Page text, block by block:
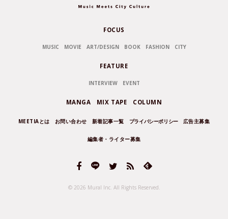
FOCUS
MUSIC MOVIE ART/DESIGN BOOK FASHION CITY
FEATURE
INTERVIEW EVENT
MANGA MIX TAPE COLUMN
MEETIAとは お問い合わせ 新着記事一覧 プライバシーポリシー 広告主募集
編集者・ライター募集
© 2026 Mural Inc. All Rights Reserved.